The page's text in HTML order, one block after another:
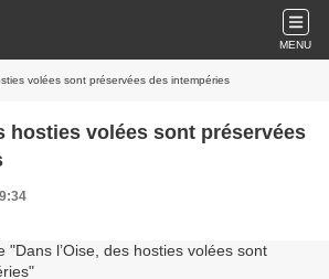
MENU
volées sont préservées des intempéries
hosties volées sont préservées